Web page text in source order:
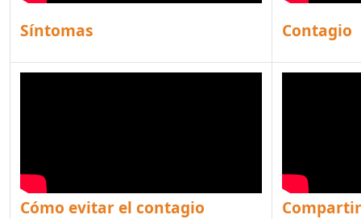
Síntomas Contagio
Cómo evitar el contagio